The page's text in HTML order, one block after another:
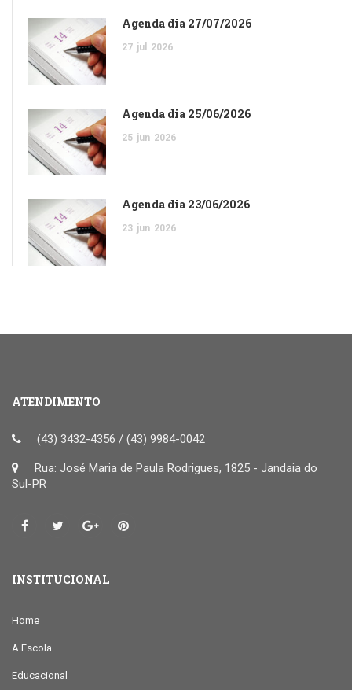
Agenda dia 27/07/2026
27 jul 2026
Agenda dia 25/06/2026
25 jun 2026
Agenda dia 23/06/2026
23 jun 2026
ATENDIMENTO
(43) 3432-4356 / (43) 9984-0042
Rua: José Maria de Paula Rodrigues, 1825 - Jandaia do
Sul-PR
INSTITUCIONAL
Home
A Escola
Educacional